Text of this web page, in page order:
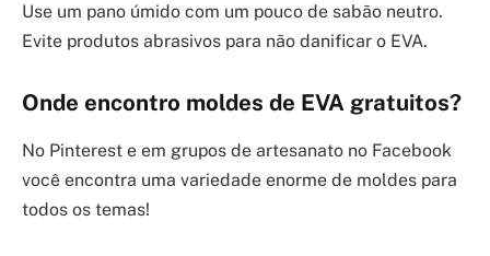
Use um pano úmido com um pouco de sabão neutro.
Evite produtos abrasivos para não danificar o EVA.
Onde encontro moldes de EVA gratuitos?
No Pinterest e em grupos de artesanato no Facebook
você encontra uma variedade enorme de moldes para
todos os temas!